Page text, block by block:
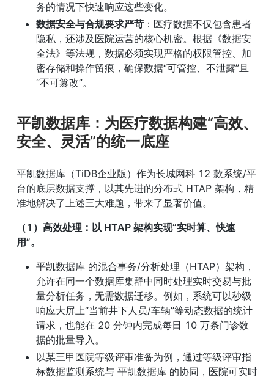
务的情况下快速响应这些变化。
数据安全与合规要求严苛 ：医疗数据不仅包含患者
隐私，还涉及医院运营的核心机密。根据《数据安
全法》等法规，数据必须实现严格的权限管控、加
密存储和操作留痕，确保数据“可管控、不泄露”且
“不可篡改”。
平凯数据库： 为医疗数据构建“高效、
安全、灵活”的统一底座
平凯数据库（TiDB企业版）作为长城网科 12 款系统/平
台的底层数据支撑，以其先进的分布式 HTAP 架构，精
准地解决了上述三大难题，带来了显著价值。
（1）高效处理：以 HTAP 架构实现“实时算、快速
用”。
平凯数据库 的混合事务/分析处理（HTAP）架构，
允许在同一个数据库集群中同时处理实时交易与批
量分析任务，无需数据迁移。例如，系统可以秒级
响应大屏上“当前井下人员/车辆”等动态数据的统计
请求，也能在 20 分钟内完成每日 10 万条门诊数
据的批量导入。
以某三甲医院等级评审准备为例，通过等级评审指
标数据监测系统与 平凯数据库 的协同，医院可实时